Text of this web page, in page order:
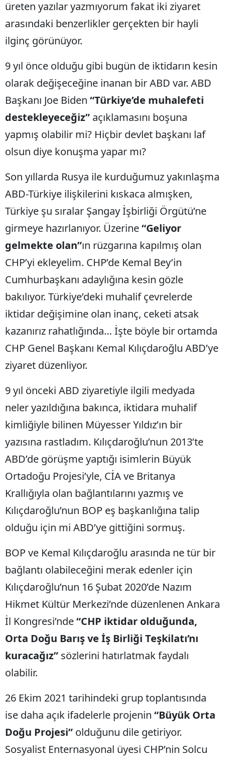
üreten yazılar yazmıyorum fakat iki ziyaret
arasındaki benzerlikler gerçekten bir hayli
ilginç görünüyor.
9 yıl önce olduğu gibi bugün de iktidarın kesin
olarak değişeceğine inanan bir ABD var. ABD
Başkanı Joe Biden “Türkiye’de muhalefeti
destekleyeceğiz” açıklamasını boşuna
yapmış olabilir mi? Hiçbir devlet başkanı laf
olsun diye konuşma yapar mı?
Son yıllarda Rusya ile kurduğumuz yakınlaşma
ABD-Türkiye ilişkilerini kıskaca almışken,
Türkiye şu sıralar Şangay İşbirliği Örgütü’ne
girmeye hazırlanıyor. Üzerine“Geliyor
gelmekte olan”ın rüzgarına kapılmış olan
CHP’yi ekleyelim. CHP’de Kemal Bey’in
Cumhurbaşkanı adaylığına kesin gözle
bakılıyor. Türkiye’deki muhalif çevrelerde
iktidar değişimine olan inanç, ceketi atsak
kazanırız rahatlığında… İşte böyle bir ortamda
CHP Genel Başkanı Kemal Kılıçdaroğlu ABD’ye
ziyaret düzenliyor.
9 yıl önceki ABD ziyaretiyle ilgili medyada
neler yazıldığına bakınca, iktidara muhalif
kimliğiyle bilinen Müyesser Yıldız’ın bir
yazısına rastladım. Kılıçdaroğlu’nun 2013’te
ABD’de görüşme yaptığı isimlerin Büyük
Ortadoğu Projesi’yle, CİA ve Britanya
Krallığıyla olan bağlantılarını yazmış ve
Kılıçdaroğlu’nun BOP eş başkanlığına talip
olduğu için mi ABD’ye gittiğini sormuş.
BOP ve Kemal Kılıçdaroğlu arasında ne tür bir
bağlantı olabileceğini merak edenler için
Kılıçdaroğlu’nun 16 Şubat 2020’de Nazım
Hikmet Kültür Merkezi’nde düzenlenen Ankara
İl Kongresi’nde“CHP iktidar olduğunda,
Orta Doğu Barış ve İş Birliği Teşkilatı’nı
kuracağız” sözlerini hatırlatmak faydalı
olabilir.
26 Ekim 2021 tarihindeki grup toplantısında
ise daha açık ifadelerle projenin “Büyük Orta
Doğu Projesi” olduğunu dile getiriyor.
Sosyalist Enternasyonal üyesi CHP’nin Solcu